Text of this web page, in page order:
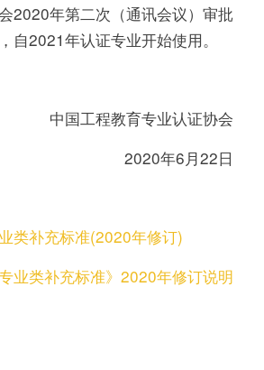
2020年第二次（通讯会议）审批
自2021年认证专业开始使用。
中国工程教育专业认证协会
2020年6月22日
类补充标准(2020年修订)
业类补充标准》2020年修订说明